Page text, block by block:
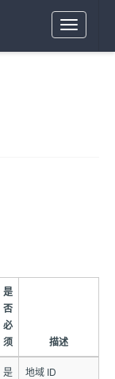
Toggle
navigation
是
否
必
须
描述
是 地域 ID